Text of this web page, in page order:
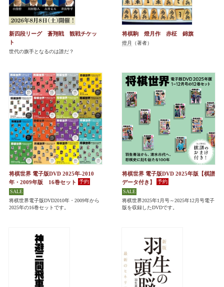
新四段リーグ 蒼翔戦 観戦チケッ
ト
世代の旗手となるのは誰だ？
将棋駒 燈月作 赤柾 錦旗
燈月 （著者）
将棋世界 電子版DVD 2025年-2010
年・2009年版 16巻セット
将棋世界電子版DVD2010年・2009年から
2025年の16巻セットです。
将棋世界 電子版DVD 2025年版【棋譜
データ付き】
将棋世界2025年1月号～2025年12月号電子
版を収録したDVDです。